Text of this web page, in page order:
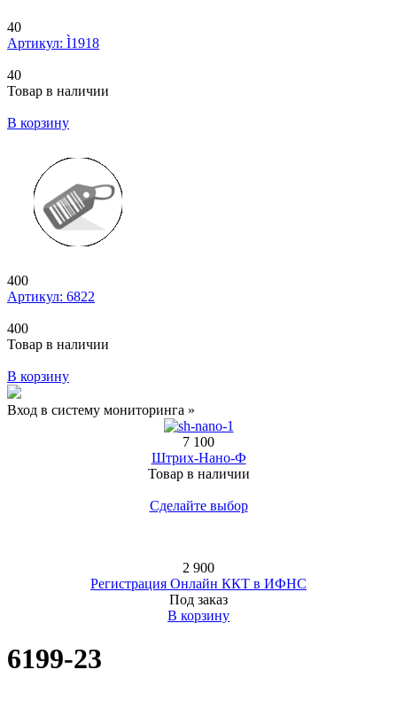
40
Артикул: Ì1918
40
Товар в наличии
В корзину
400
Артикул: 6822
400
Товар в наличии
В корзину
Вход в систему мониторинга »
7 100
Штрих-Нано-Ф
Товар в наличии
Сделайте выбор
2 900
Регистрация Онлайн ККТ в ИФНС
Под заказ
В корзину
6199-23